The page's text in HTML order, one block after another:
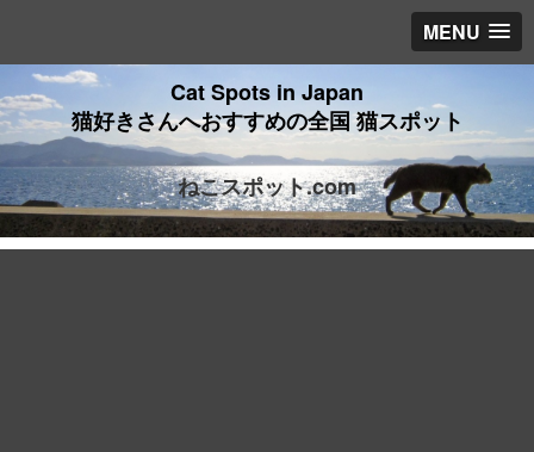
MENU
Cat Spots in Japan
猫好きさんへおすすめの全国 猫スポット
ねこスポット.com